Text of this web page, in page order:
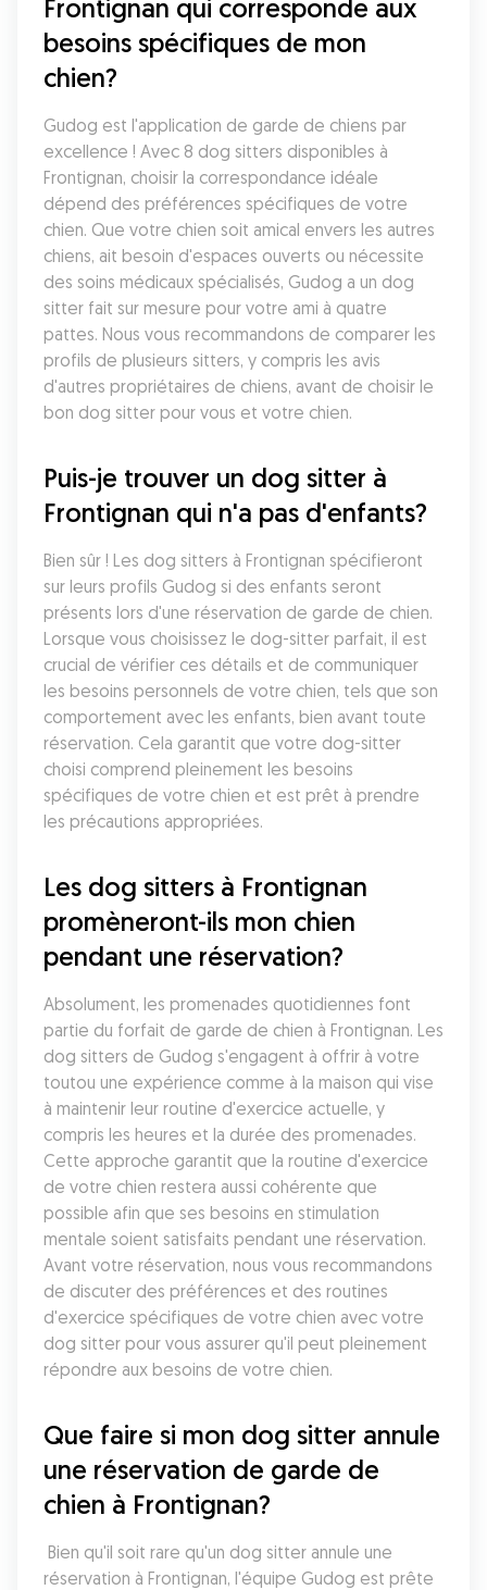
Frontignan qui corresponde aux
besoins spécifiques de mon
chien?
Gudog est l'application de garde de chiens par
excellence ! Avec 8 dog sitters disponibles à
Frontignan, choisir la correspondance idéale
dépend des préférences spécifiques de votre
chien. Que votre chien soit amical envers les autres
chiens, ait besoin d'espaces ouverts ou nécessite
des soins médicaux spécialisés, Gudog a un dog
sitter fait sur mesure pour votre ami à quatre
pattes. Nous vous recommandons de comparer les
profils de plusieurs sitters, y compris les avis
d'autres propriétaires de chiens, avant de choisir le
bon dog sitter pour vous et votre chien.
Puis-je trouver un dog sitter à
Frontignan qui n'a pas d'enfants?
Bien sûr ! Les dog sitters à Frontignan spécifieront
sur leurs profils Gudog si des enfants seront
présents lors d'une réservation de garde de chien.
Lorsque vous choisissez le dog-sitter parfait, il est
crucial de vérifier ces détails et de communiquer
les besoins personnels de votre chien, tels que son
comportement avec les enfants, bien avant toute
réservation. Cela garantit que votre dog-sitter
choisi comprend pleinement les besoins
spécifiques de votre chien et est prêt à prendre
les précautions appropriées.
Les dog sitters à Frontignan
promèneront-ils mon chien
pendant une réservation?
Absolument, les promenades quotidiennes font
partie du forfait de garde de chien à Frontignan. Les
dog sitters de Gudog s'engagent à offrir à votre
toutou une expérience comme à la maison qui vise
à maintenir leur routine d'exercice actuelle, y
compris les heures et la durée des promenades.
Cette approche garantit que la routine d'exercice
de votre chien restera aussi cohérente que
possible afin que ses besoins en stimulation
mentale soient satisfaits pendant une réservation.
Avant votre réservation, nous vous recommandons
de discuter des préférences et des routines
d'exercice spécifiques de votre chien avec votre
dog sitter pour vous assurer qu'il peut pleinement
répondre aux besoins de votre chien.
Que faire si mon dog sitter annule
une réservation de garde de
chien à Frontignan?
réservation à Frontignan, l'équipe Gudog est prête